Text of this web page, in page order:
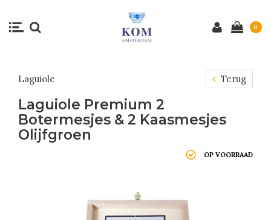
0
Laguiole Terug
Laguiole Premium 2
Botermesjes & 2 Kaasmesjes
Olijfgroen
OP VOORRAAD